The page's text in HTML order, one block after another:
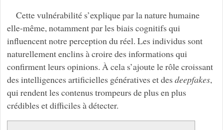
Cette vulnérabilité s’explique par la nature humaine
elle-même, notamment par les biais cognitifs qui
influencent notre perception du réel. Les individus sont
naturellement enclins à croire des informations qui
confirment leurs opinions. À cela s’ajoute le rôle croissant
des intelligences artificielles génératives et des deepfakes,
qui rendent les contenus trompeurs de plus en plus
crédibles et difficiles à détecter.